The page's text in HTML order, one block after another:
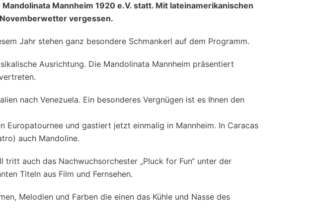
Mannheim 1920 e.V. statt. Mit lateinamerikanischen
vergessen.
Jahr stehen ganz besondere Schmankerl auf dem Programm.
Ausrichtung. Die Mandolinata Mannheim präsentiert
nach Venezuela. Ein besonderes Vergnügen ist es Ihnen den
und gastiert jetzt einmalig in Mannheim. In Caracas
auch Mandoline.
auch das Nachwuchsorchester „Pluck for Fun“ unter der
Titeln aus Film und Fernsehen.
Melodien und Farben die einen das Kühle und Nasse des